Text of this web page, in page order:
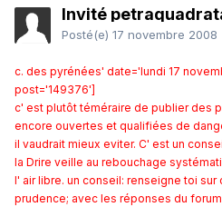
Invité
Posté(e) 17 novembre 2008
c. des pyrénées' date='lundi 17
post='149376']
c' est plutôt téméraire de publier des
encore ouvertes et qualifiées de
il vaudrait mieux eviter. C' est un
la Drire veille au rebouchage
l' air libre. un conseil: renseigne toi
prudence; avec les réponses du